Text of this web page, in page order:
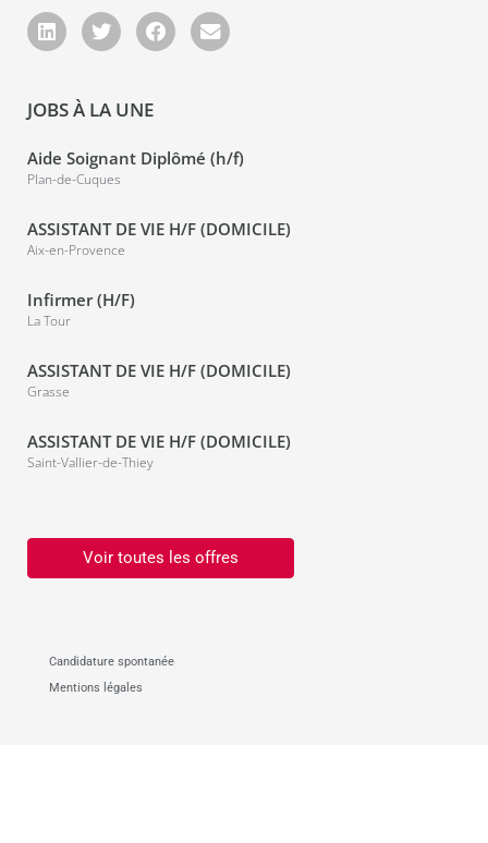
JOBS À LA UNE
Aide Soignant Diplômé (h/f)
Plan-de-Cuques
ASSISTANT DE VIE H/F (DOMICILE)
Aix-en-Provence
Infirmer (H/F)
La Tour
ASSISTANT DE VIE H/F (DOMICILE)
Grasse
ASSISTANT DE VIE H/F (DOMICILE)
Saint-Vallier-de-Thiey
Voir toutes les offres
Candidature spontanée
Mentions légales